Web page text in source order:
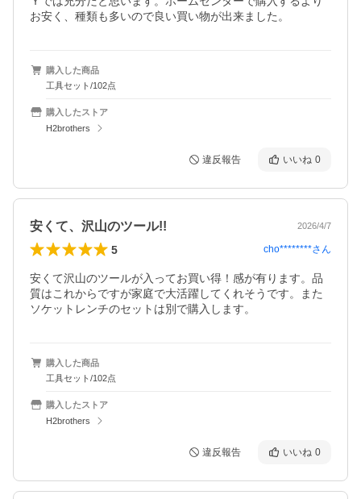
お安く、種類も多いので良い買い物が出来ました。
購入した商品
工具セット/102点
購入したストア
H2brothers
違反報告 いいね 0
安くて、沢山のツール!! 2026/4/7
5 cho********さん
安くて沢山のツールが入ってお買い得！感が有ります。品
質はこれからですが家庭で大活躍してくれそうです。また
ソケットレンチのセットは別で購入します。
購入した商品
工具セット/102点
購入したストア
H2brothers
違反報告 いいね 0